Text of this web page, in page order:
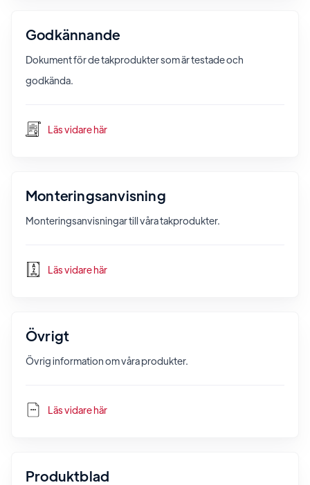
Godkännande
Dokument för de takprodukter som är testade och
godkända.
Läs vidare här
Monteringsanvisning
Monteringsanvisningar till våra takprodukter.
Läs vidare här
Övrigt
Övrig information om våra produkter.
Läs vidare här
Produktblad